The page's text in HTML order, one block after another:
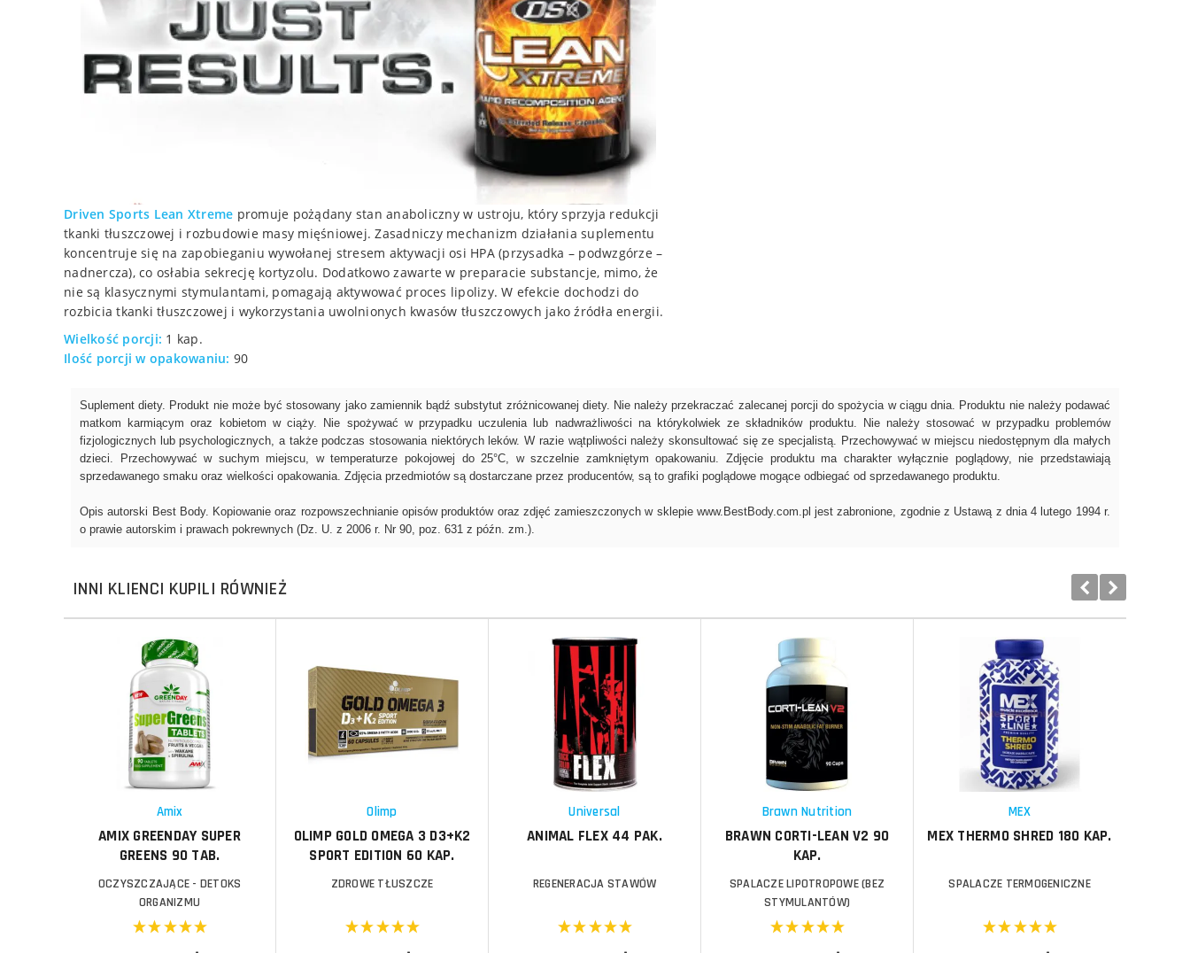
Driven Sports Lean Xtreme promuje pożądany stan anaboliczny w ustroju, który sprzyja redukcji
tkanki tłuszczowej i rozbudowie masy mięśniowej. Zasadniczy mechanizm działania suplementu
koncentruje się na zapobieganiu wywołanej stresem aktywacji osi HPA (przysadka – podwzgórze –
nadnercza), co osłabia sekrecję kortyzolu. Dodatkowo zawarte w preparacie substancje, mimo, że
nie są klasycznymi stymulantami, pomagają aktywować proces lipolizy. W efekcie dochodzi do
rozbicia tkanki tłuszczowej i wykorzystania uwolnionych kwasów tłuszczowych jako źródła energii.
Wielkość porcji: 1 kap.
Ilość porcji w opakowaniu: 90
INNI KLIENCI KUPILI RÓWNIEŻ
Amix
AMIX GREENDAY SUPER
GREENS 90 TAB.
OCZYSZCZAJĄCE - DETOKS
ORGANIZMU
Olimp
OLIMP GOLD OMEGA 3 D3+K2
SPORT EDITION 60 KAP.
ZDROWE TŁUSZCZE
Universal
ANIMAL FLEX 44 PAK.
REGENERACJA STAWÓW
Brawn Nutrition
BRAWN CORTI-LEAN V2 90
KAP.
SPALACZE LIPOTROPOWE (BEZ
STYMULANTÓW)
MEX
MEX THERMO SHRED 180 KAP.
SPALACZE TERMOGENICZNE